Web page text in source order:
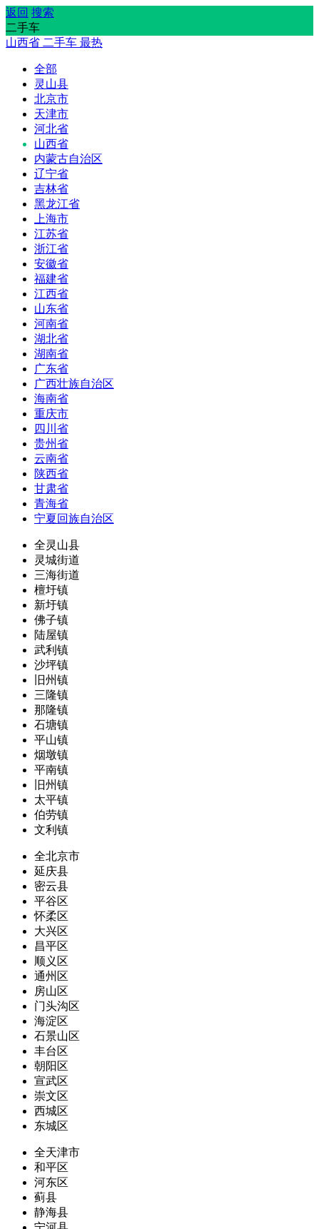
返回 搜索
二手车
山西省 二手车 最热
全部
灵山县
北京市
天津市
河北省
山西省
内蒙古自治区
辽宁省
吉林省
黑龙江省
上海市
江苏省
浙江省
安徽省
福建省
江西省
山东省
河南省
湖北省
湖南省
广东省
广西壮族自治区
海南省
重庆市
四川省
贵州省
云南省
陕西省
甘肃省
青海省
宁夏回族自治区
全灵山县
灵城街道
三海街道
檀圩镇
新圩镇
佛子镇
陆屋镇
武利镇
沙坪镇
旧州镇
三隆镇
那隆镇
石塘镇
平山镇
烟墩镇
平南镇
旧州镇
太平镇
伯劳镇
文利镇
全北京市
延庆县
密云县
平谷区
怀柔区
大兴区
昌平区
顺义区
通州区
房山区
门头沟区
海淀区
石景山区
丰台区
朝阳区
宣武区
崇文区
西城区
东城区
全天津市
和平区
河东区
蓟县
静海县